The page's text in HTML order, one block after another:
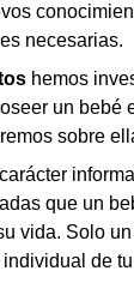
necesarias.
hemos
un bebé
sobre
carácter
que un
vida. Solo
de